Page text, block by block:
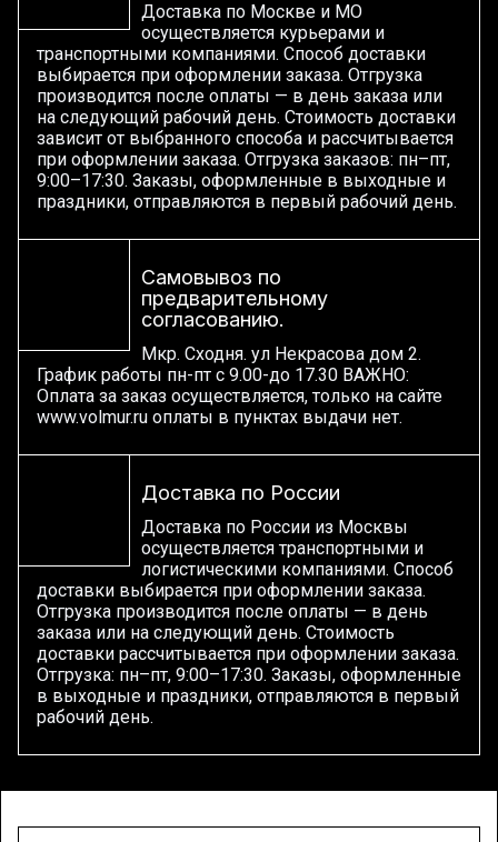
Доставка по Москве и МО
осуществляется курьерами и
транспортными компаниями. Способ доставки
выбирается при оформлении заказа. Отгрузка
производится после оплаты — в день заказа или
на следующий рабочий день. Стоимость доставки
зависит от выбранного способа и рассчитывается
при оформлении заказа. Отгрузка заказов: пн–пт,
9:00–17:30. Заказы, оформленные в выходные и
праздники, отправляются в первый рабочий день.
Самовывоз по
предварительному
согласованию.
Мкр. Сходня. ул Некрасова дом 2.
График работы пн-пт с 9.00-до 17.30 ВАЖНО:
Оплата за заказ осуществляется, только на сайте
www.volmur.ru оплаты в пунктах выдачи нет.
Доставка по России
Доставка по России из Москвы
осуществляется транспортными и
логистическими компаниями. Способ
доставки выбирается при оформлении заказа.
Отгрузка производится после оплаты — в день
заказа или на следующий день. Стоимость
доставки рассчитывается при оформлении заказа.
Отгрузка: пн–пт, 9:00–17:30. Заказы, оформленные
в выходные и праздники, отправляются в первый
рабочий день.